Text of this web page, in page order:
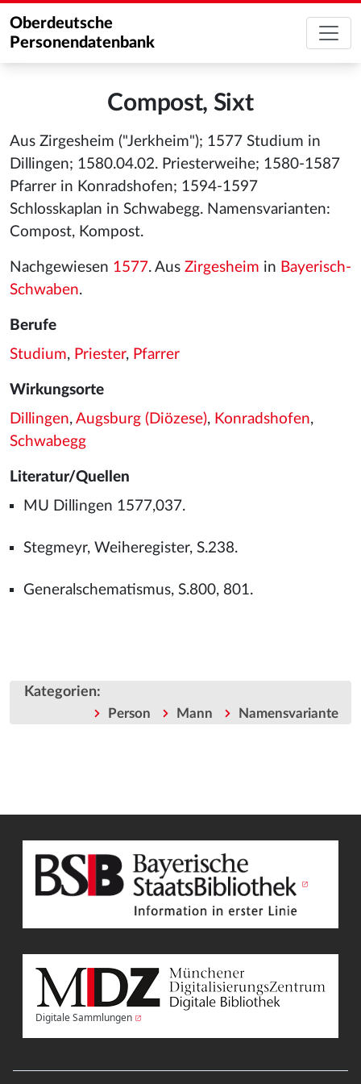
Oberdeutsche
Personendatenbank
Compost, Sixt
Aus Zirgesheim ("Jerkheim"); 1577 Studium in
Dillingen; 1580.04.02. Priesterweihe; 1580-1587
Pfarrer in Konradshofen; 1594-1597
Schlosskaplan in Schwabegg. Namensvarianten:
Compost, Kompost.
Nachgewiesen 1577. Aus Zirgesheim in Bayerisch-
Schwaben.
Berufe
Studium, Priester, Pfarrer
Wirkungsorte
Dillingen, Augsburg (Diözese), Konradshofen,
Schwabegg
Literatur/Quellen
MU Dillingen 1577,037.
Stegmeyr, Weiheregister, S.238.
Generalschematismus, S.800, 801.
Kategorien:
Person Mann Namensvariante
Digitale Sammlungen